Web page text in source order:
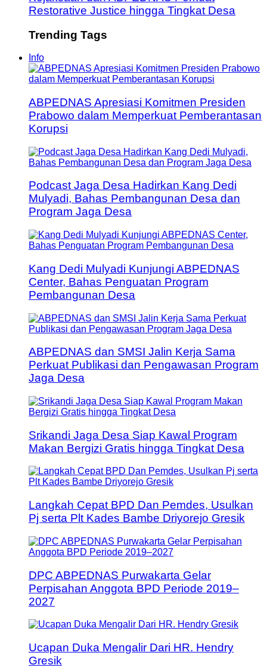
Restorative Justice hingga Tingkat Desa
Trending Tags
Info
ABPEDNAS Apresiasi Komitmen Presiden
Prabowo dalam Memperkuat Pemberantasan
Korupsi
Podcast Jaga Desa Hadirkan Kang Dedi
Mulyadi, Bahas Pembangunan Desa dan
Program Jaga Desa
Kang Dedi Mulyadi Kunjungi ABPEDNAS
Center, Bahas Penguatan Program
Pembangunan Desa
ABPEDNAS dan SMSI Jalin Kerja Sama
Perkuat Publikasi dan Pengawasan Program
Jaga Desa
Srikandi Jaga Desa Siap Kawal Program
Makan Bergizi Gratis hingga Tingkat Desa
Langkah Cepat BPD Dan Pemdes, Usulkan
Pj serta Plt Kades Bambe Driyorejo Gresik
DPC ABPEDNAS Purwakarta Gelar
Perpisahan Anggota BPD Periode 2019–
2027
Ucapan Duka Mengalir Dari HR. Hendry
Gresik